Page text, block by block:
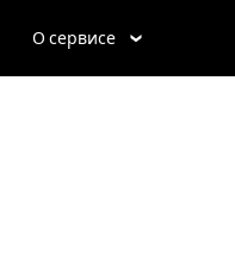
О сервисе